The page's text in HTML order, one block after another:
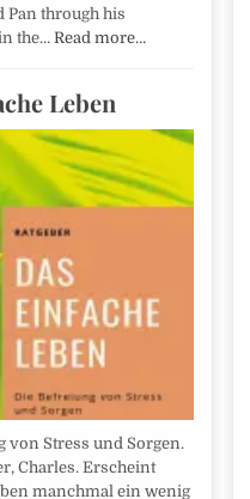
Pan through his
the… Read more…
Leben
von Stress und Sorgen.
Charles. Erscheint
manchmal ein wenig